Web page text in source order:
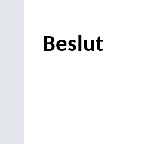
Beslut